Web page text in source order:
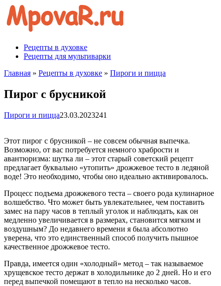
Перейти
контенту
Рецепты в духовке
Рецепты для мультиварки
Главная » Рецепты в духовке » Пироги и пицца
Пирог с брусникой
Пироги и пицца23.03.2023241
Этот пирог с брусникой – не совсем обычная выпечка.
Возможно, от вас потребуется немного храбрости и
авантюризма: шутка ли – этот старый советский рецепт
предлагает буквально «утопить» дрожжевое тесто в ледяной
воде! Это необходимо, чтобы оно идеально активировалось.
Процесс подъема дрожжевого теста – своего рода кулинарное
волшебство. Что может быть увлекательнее, чем поставить
замес на пару часов в теплый уголок и наблюдать, как он
медленно увеличивается в размерах, становится мягким и
воздушным? До недавнего времени я была абсолютно
уверена, что это единственный способ получить пышное
качественное дрожжевое тесто.
Правда, имеется один «холодный» метод – так называемое
хрущевское тесто держат в холодильнике до 2 дней. Но и его
перед выпечкой помещают в тепло на несколько часов.